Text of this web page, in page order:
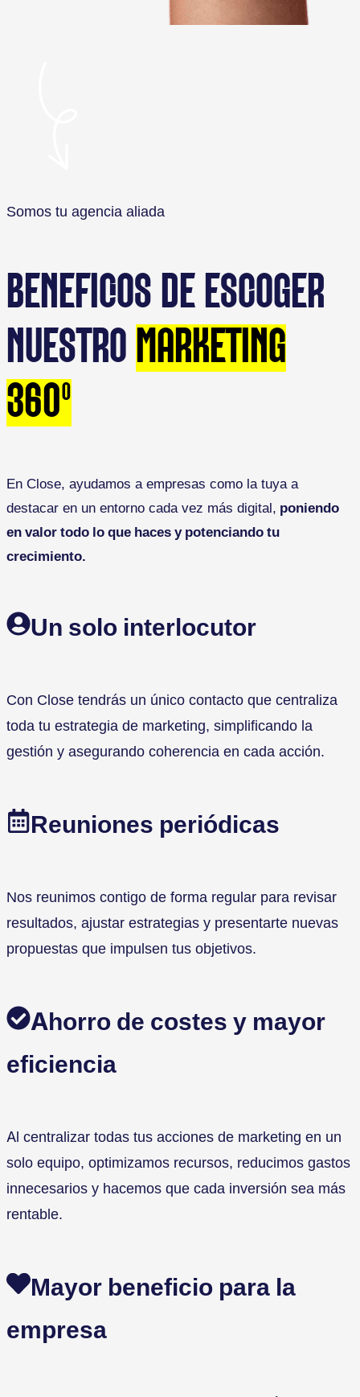
Somos tu agencia aliada
BENEFICIOS DE ESCOGER
NUESTRO MARKETING
360º
En Close, ayudamos a empresas como la tuya a
destacar en un entorno cada vez más digital, poniendo
en valor todo lo que haces y potenciando tu
crecimiento.
Un solo interlocutor
Con Close tendrás un único contacto que centraliza
toda tu estrategia de marketing, simplificando la
gestión y asegurando coherencia en cada acción.
Reuniones periódicas
Nos reunimos contigo de forma regular para revisar
resultados, ajustar estrategias y presentarte nuevas
propuestas que impulsen tus objetivos.
Ahorro de costes y mayor
eficiencia
Al centralizar todas tus acciones de marketing en un
solo equipo, optimizamos recursos, reducimos gastos
innecesarios y hacemos que cada inversión sea más
rentable.
Mayor beneficio para la
empresa